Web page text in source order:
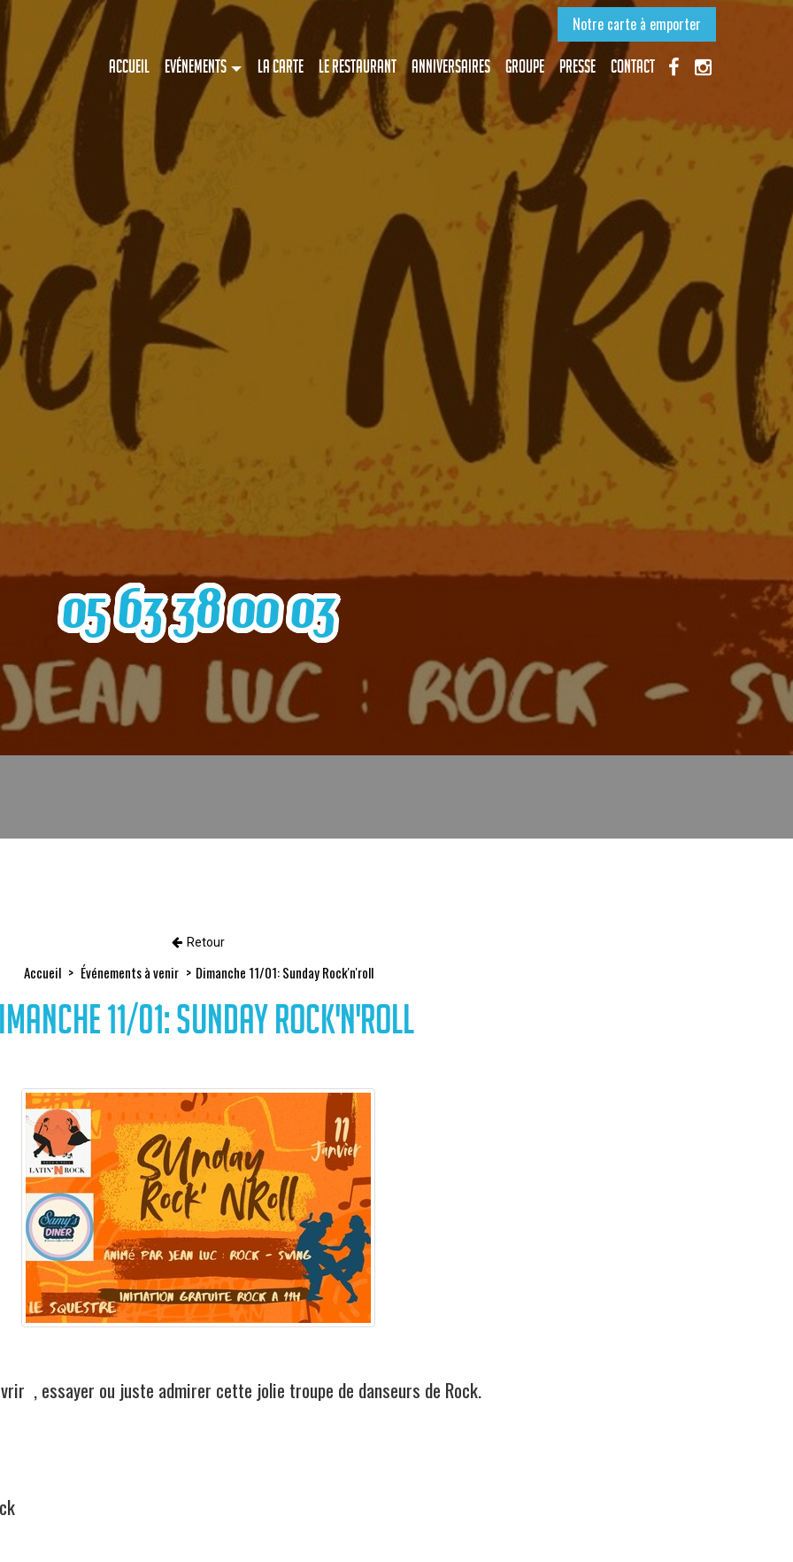
Notre carte à emporter
Accueil Evénements La Carte Le restaurant Anniversaires Groupe Presse Contact
05 63 38 00 03
Retour
Accueil Événements à venir Dimanche 11/01: Sunday Rock'n'roll
11/01: Sunday Rock'n'roll
, essayer ou juste admirer cette jolie troupe de danseurs de Rock.